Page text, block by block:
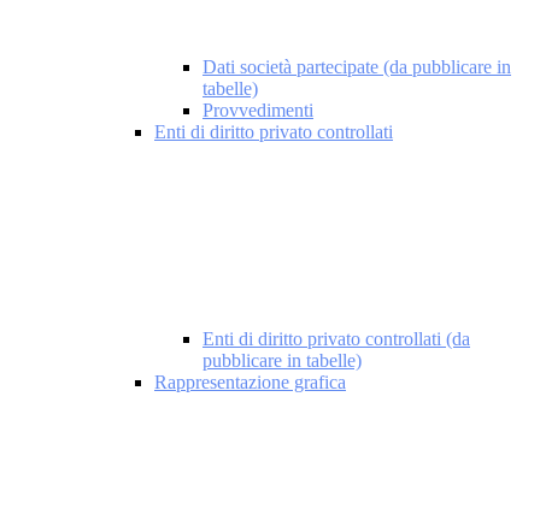
Dati società partecipate (da pubblicare in
tabelle)
Provvedimenti
Enti di diritto privato controllati
Enti di diritto privato controllati (da
pubblicare in tabelle)
Rappresentazione grafica